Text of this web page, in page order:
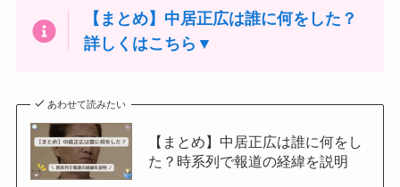
【まとめ】中居正広は誰に何をした？
詳しくはこちら▼
あわせて読みたい
【まとめ】中居正広は誰に何をし
た？時系列で報道の経緯を説明